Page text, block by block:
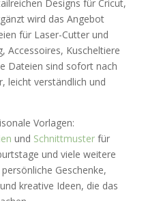
Designs für Cricut,
wird das Angebot
für Laser-Cutter und
Accessoires, Kuscheltiere
Dateien sind sofort nach
leicht verständlich und
Vorlagen:
und Schnittmusterfür
und viele weitere
Geschenke,
kreative Ideen, die das